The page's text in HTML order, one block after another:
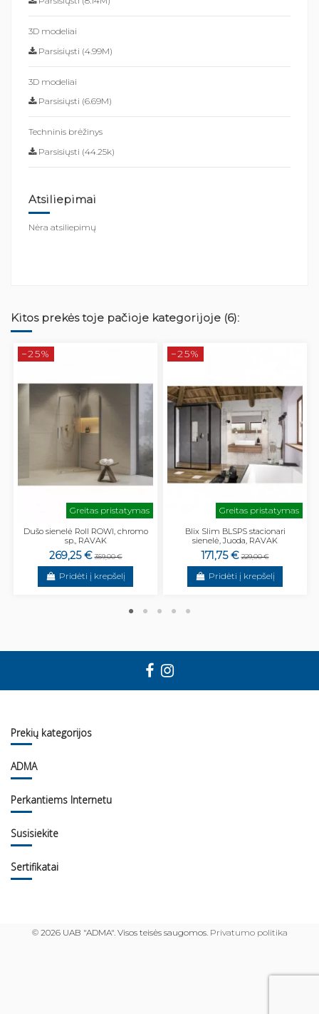
3D modeliai
Parsisiųsti (4.99M)
3D modeliai
Parsisiųsti (6.69M)
Techninis brėžinys
Parsisiųsti (44.25k)
Atsiliepimai
Nėra atsiliepimų
Kitos prekės toje pačioje kategorijoje (6):
−25%
Greitas pristatymas
Dušo sienelė Roll ROWI, chromo
sp., RAVAK
269,25 € 359,00 €
Pridėti į krepšelį
−25%
Greitas pristatymas
Blix Slim BLSPS stacionari
sienelė, Juoda, RAVAK
171,75 € 229,00 €
Pridėti į krepšelį
Prekių kategorijos
ADMA
Perkantiems Internetu
Susisiekite
Sertifikatai
© 2026 UAB "ADMA". Visos teisės saugomos. Privatumo politika